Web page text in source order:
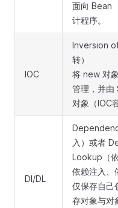
面向 Bean
计程序。
IOC
Inversion
转）
将 new 对
管理，并由
对象（IOC
DI/DL
入）或者
Lookup（依
依赖注入、
仅保存自己
存对象与对